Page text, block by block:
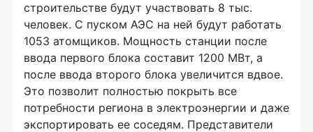
строительстве будут участвовать 8 тыс.
человек. С пуском АЭС на ней будут работать
1053 атомщиков. Мощность станции после
ввода первого блока составит 1200 МВт, а
после ввода второго блока увеличится вдвое.
Это позволит полностью покрыть все
потребности региона в электроэнергии и даже
экспортировать ее соседям. Представители